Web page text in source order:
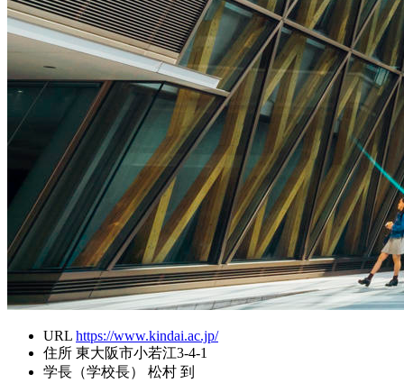
URL https://www.kindai.ac.jp/
住所 東大阪市小若江3-4-1
学長（学校長）
松村 到